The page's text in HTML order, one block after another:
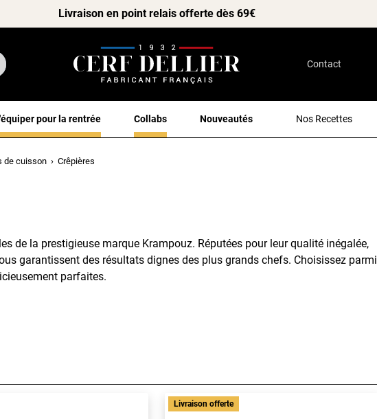
Livraison en point relais offerte dès 69€
Contact
pour la rentrée Collabs Nouveautés Nos Recettes
de cuisson Crêpières
de la prestigieuse marque Krampouz. Réputées pour leur qualité inégalée,
garantissent des résultats dignes des plus grands chefs. Choisissez parmi
parfaites.
Livraison offerte